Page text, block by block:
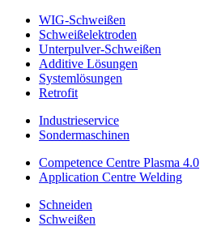
WIG-Schweißen
Schweißelektroden
Unterpulver-Schweißen
Additive Lösungen
Systemlösungen
Retrofit
Industrieservice
Sondermaschinen
Competence Centre Plasma 4.0
Application Centre Welding
Schneiden
Schweißen